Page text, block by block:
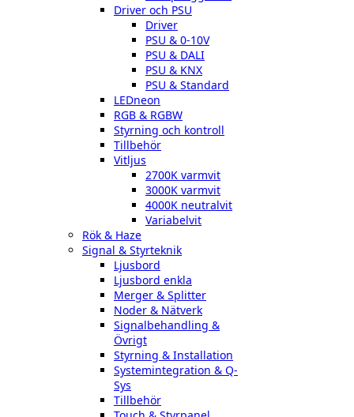
Driver och PSU
Driver
PSU & 0-10V
PSU & DALI
PSU & KNX
PSU & Standard
LEDneon
RGB & RGBW
Styrning och kontroll
Tillbehör
Vitljus
2700K varmvit
3000K varmvit
4000K neutralvit
Variabelvit
Rök & Haze
Signal & Styrteknik
Ljusbord
Ljusbord enkla
Merger & Splitter
Noder & Nätverk
Signalbehandling &
Övrigt
Styrning & Installation
Systemintegration & Q-
Sys
Tillbehör